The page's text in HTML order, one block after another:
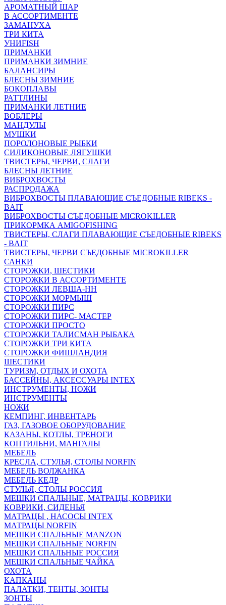
АРОМАТНЫЙ ШАР
В АССОРТИМЕНТЕ
ЗАМАНУХА
ТРИ КИТА
УНИFISH
ПРИМАНКИ
ПРИМАНКИ ЗИМНИЕ
БАЛАНСИРЫ
БЛЕСНЫ ЗИМНИЕ
БОКОПЛАВЫ
РАТТЛИНЫ
ПРИМАНКИ ЛЕТНИЕ
ВОБЛЕРЫ
МАНДУЛЫ
МУШКИ
ПОРОЛОНОВЫЕ РЫБКИ
СИЛИКОНОВЫЕ ЛЯГУШКИ
ТВИСТЕРЫ, ЧЕРВИ, СЛАГИ
БЛЕСНЫ ЛЕТНИЕ
ВИБРОХВОСТЫ
РАСПРОДАЖА
ВИБРОХВОСТЫ ПЛАВАЮЩИЕ СЪЕДОБНЫЕ RIBEKS -
BAIT
ВИБРОХВОСТЫ СЪЕДОБНЫЕ MICROKILLER
ПРИКОРМКА AMIGOFISHING
ТВИСТЕРЫ, СЛАГИ ПЛАВАЮЩИЕ СЪЕДОБНЫЕ RIBEKS
- BAIT
ТВИСТЕРЫ, ЧЕРВИ СЪЕДОБНЫЕ MICROKILLER
САНКИ
СТОРОЖКИ, ШЕСТИКИ
СТОРОЖКИ В АССОРТИМЕНТЕ
СТОРОЖКИ ЛЕВША-НН
СТОРОЖКИ МОРМЫШ
СТОРОЖКИ ПИРС
СТОРОЖКИ ПИРС- МАСТЕР
СТОРОЖКИ ПРОСТО
СТОРОЖКИ ТАЛИСМАН РЫБАКА
СТОРОЖКИ ТРИ КИТА
СТОРОЖКИ ФИШЛАНДИЯ
ШЕСТИКИ
ТУРИЗМ, ОТДЫХ И ОХОТА
БАССЕЙНЫ, АКСЕССУАРЫ INTEX
ИНСТРУМЕНТЫ, НОЖИ
ИНСТРУМЕНТЫ
НОЖИ
КЕМПИНГ, ИНВЕНТАРЬ
ГАЗ, ГАЗОВОЕ ОБОРУДОВАНИЕ
КАЗАНЫ, КОТЛЫ, ТРЕНОГИ
КОПТИЛЬНИ, МАНГАЛЫ
МЕБЕЛЬ
КРЕСЛА, СТУЛЬЯ, СТОЛЫ NORFIN
МЕБЕЛЬ ВОЛЖАНКА
МЕБЕЛЬ КЕДР
СТУЛЬЯ, СТОЛЫ РОССИЯ
МЕШКИ СПАЛЬНЫЕ, МАТРАЦЫ, КОВРИКИ
КОВРИКИ, СИДЕНЬЯ
МАТРАЦЫ , НАСОСЫ INTEX
МАТРАЦЫ NORFIN
МЕШКИ СПАЛЬНЫЕ MANZON
МЕШКИ СПАЛЬНЫЕ NORFIN
МЕШКИ СПАЛЬНЫЕ РОССИЯ
МЕШКИ СПАЛЬНЫЕ ЧАЙКА
ОХОТА
КАПКАНЫ
ПАЛАТКИ, ТЕНТЫ, ЗОНТЫ
ЗОНТЫ